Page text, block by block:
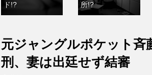
ド!?
所!?
元ジャングルポケット斉
刑、妻は出廷せず結審